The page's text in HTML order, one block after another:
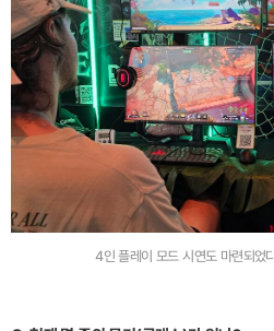
4인 플레이 모드 시연도 마련되었